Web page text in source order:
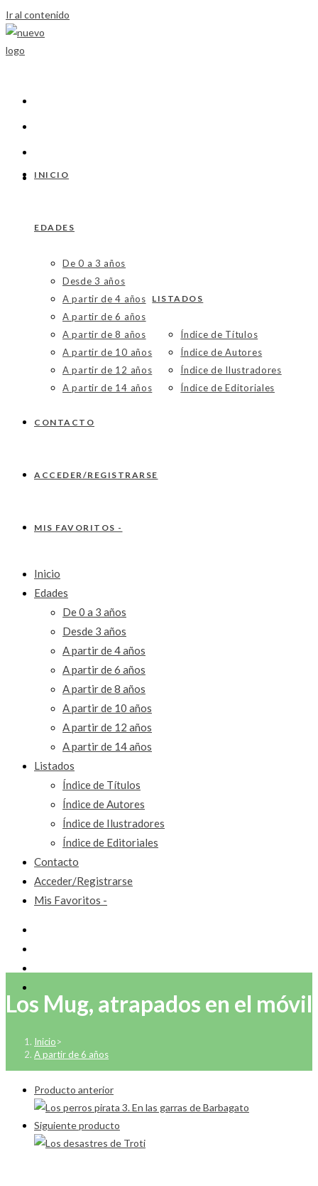
Ir al contenido
INICIO
EDADES
De 0 a 3 años
Desde 3 años
A partir de 4 años
A partir de 6 años
A partir de 8 años
A partir de 10 años
A partir de 12 años
A partir de 14 años
LISTADOS
Índice de Títulos
Índice de Autores
Índice de Ilustradores
Índice de Editoriales
CONTACTO
ACCEDER/REGISTRARSE
MIS FAVORITOS -
Inicio
Edades
De 0 a 3 años
Desde 3 años
A partir de 4 años
A partir de 6 años
A partir de 8 años
A partir de 10 años
A partir de 12 años
A partir de 14 años
Listados
Índice de Títulos
Índice de Autores
Índice de Ilustradores
Índice de Editoriales
Contacto
Acceder/Registrarse
Mis Favoritos -
Los Mug, atrapados en el móvil
Inicio>
A partir de 6 años
Producto anterior
Siguiente producto